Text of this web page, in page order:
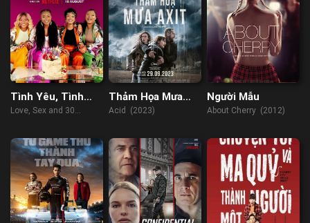
Tình Yêu, Tình
Dục Và Tuổi 30
Love, Sex and 30
Thảm Họa Mưa
Axit
Acid (2023)
Người Mẫu
About Cherry (2012)